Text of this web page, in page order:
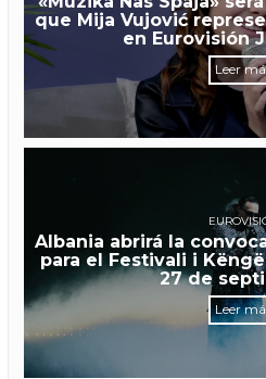
que Mija Vujović
en Eurovisión
Leer
Albania abrirá la
para el Festivali i
27 de
Leer